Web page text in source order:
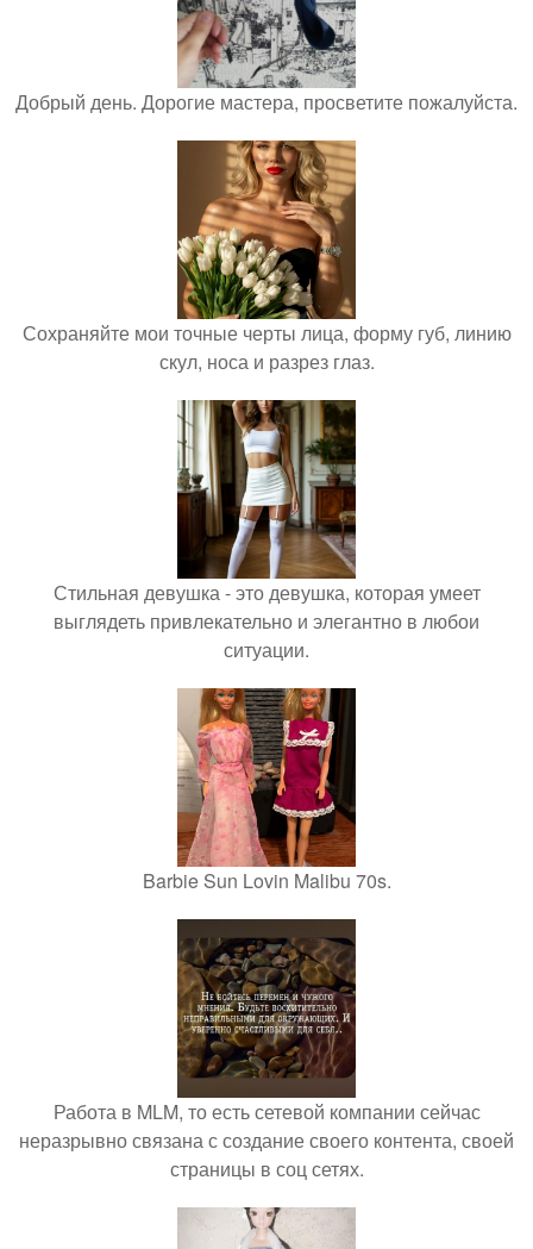
Добрый день. Дорогие мастера, просветите пожалуйста.
Сохраняйте мои точные черты лица, форму губ, линию
скул, носа и разрез глаз.
Стильная девушка - это девушка, которая умеет
выглядеть привлекательно и элегантно в любои
ситуации.
Barbie Sun Lovin Malibu 70s.
Работа в MLM, то есть сетевой компании сейчас
неразрывно связана с создание своего контента, своей
страницы в соц сетях.